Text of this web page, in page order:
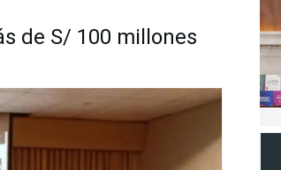
de S/ 100 millones